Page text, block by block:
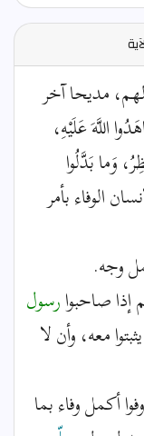
مديحا آخر
اللَّهَ عَلَيْهِ،
وَما بَدَّلُوا
الوفاء بأمر
وجه.
صاحبوارسول
معه، وأن لا
أكمل وفاء بما